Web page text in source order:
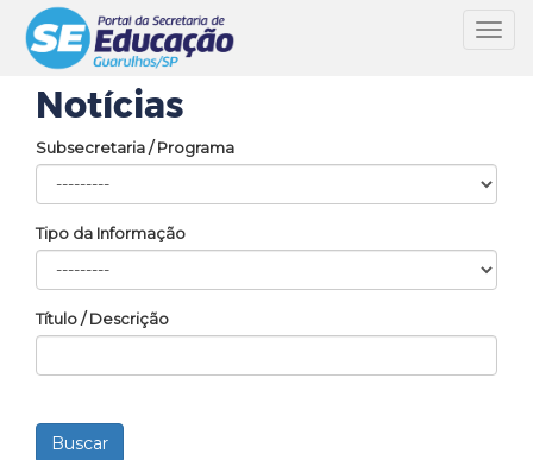
Notícias
Subsecretaria / Programa
Tipo da Informação
Título / Descrição